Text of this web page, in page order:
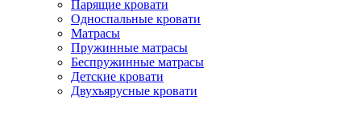
Парящие кровати
Односпальные кровати
Матрасы
Пружинные матрасы
Беспружинные матрасы
Детские кровати
Двухъярусные кровати